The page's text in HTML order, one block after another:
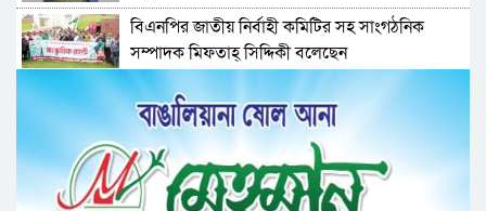
বিএনপির জাতীয় নির্বাহী কমিটির সহ সাংগঠনিক
সম্পাদক মিফতাহ্ সিদ্দিকী বলেছেন
সিলেট জেলা জামায়াতে ইসলামীর এ্যাসিস্ট্যান্ট
সেক্রেটারী অধ্যক্ষ নজরুল ইসলাম বলেছেন
সিলেটে গ্যাস সংকট নিয়ে যা বলল জালালাবাদ